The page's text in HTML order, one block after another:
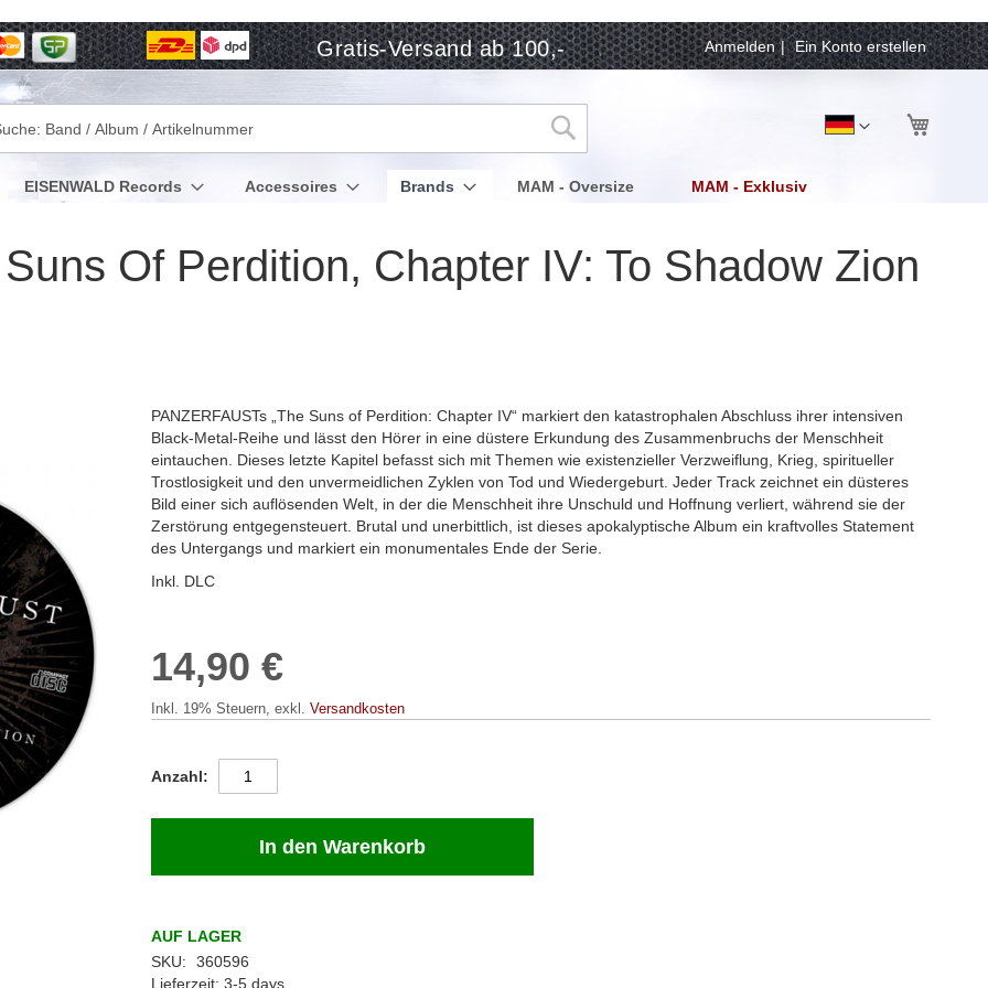
Gratis-Versand ab 100,- Anmelden Ein Konto erstellen
SpracheDeutsch
Suche
EISENWALD Records Accessoires Brands MAM - Oversize MAM - Exklusiv
Of Perdition, Chapter IV: To Shadow Zion
PANZERFAUSTs „The Suns of Perdition: Chapter IV“ markiert den katastrophalen Abschluss ihrer intensiven
Black-Metal-Reihe und lässt den Hörer in eine düstere Erkundung des Zusammenbruchs der Menschheit
eintauchen. Dieses letzte Kapitel befasst sich mit Themen wie existenzieller Verzweiflung, Krieg, spiritueller
Trostlosigkeit und den unvermeidlichen Zyklen von Tod und Wiedergeburt. Jeder Track zeichnet ein düsteres
Bild einer sich auflösenden Welt, in der die Menschheit ihre Unschuld und Hoffnung verliert, während sie der
Zerstörung entgegensteuert. Brutal und unerbittlich, ist dieses apokalyptische Album ein kraftvolles Statement
des Untergangs und markiert ein monumentales Ende der Serie.
Inkl. DLC
14,90 €
Inkl. 19% Steuern,exkl.Versandkosten
Anzahl
In den Warenkorb
AUF LAGER
SKU
360596
Lieferzeit 3-5 days